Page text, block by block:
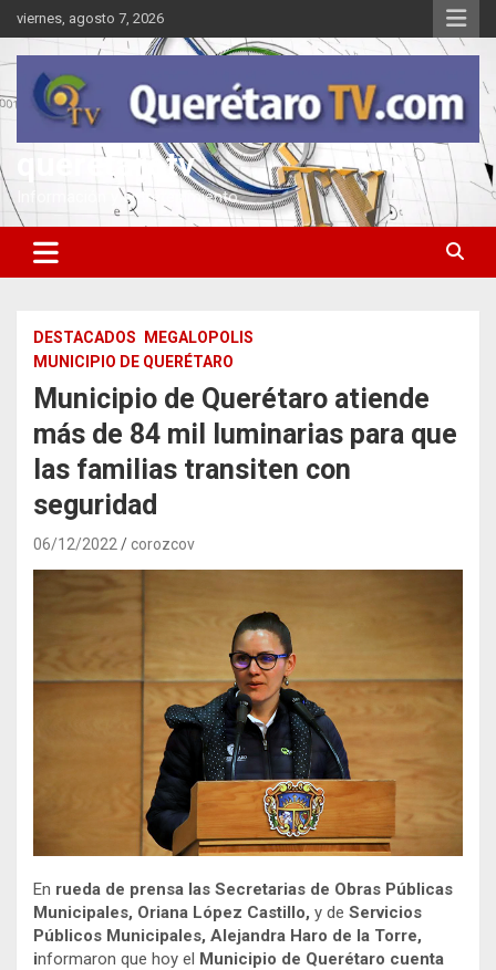
Saltar
al
contenido
viernes, agosto 7, 2026
queretarotv
Información y entretenimiento
DESTACADOS
MEGALOPOLIS
MUNICIPIO DE QUERÉTARO
Municipio de Querétaro atiende
más de 84 mil luminarias para que
las familias transiten con
seguridad
06/12/2022 corozcov
En rueda de prensa las Secretarias de Obras Públicas
Municipales, Oriana López Castillo, y de Servicios
Públicos Municipales, Alejandra Haro de la Torre,
informaron que hoy el Municipio de Querétaro cuenta